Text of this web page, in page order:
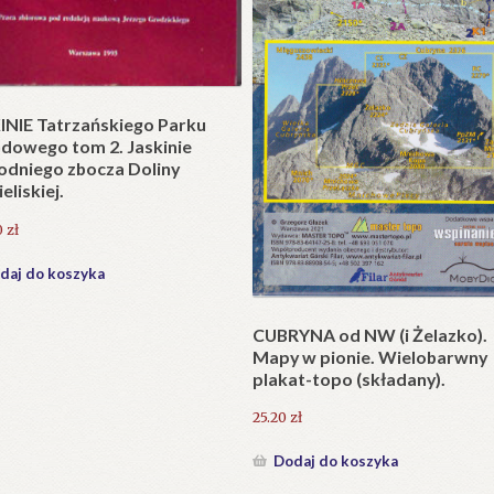
w wersji składanej.
Krzyże litewskie. Kapliczki i
przydrożne jako dzieło sztuki
ludowej i potrzeba ich
231.00zł
Dodaj do koszyka